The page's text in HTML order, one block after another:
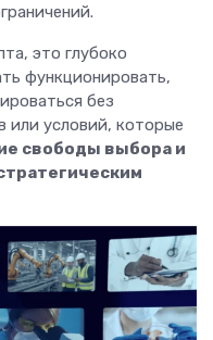
это глубоко
функционировать,
без
или условий, которые
свободы выбора и